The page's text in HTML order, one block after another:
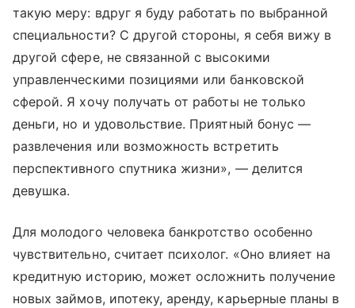
такую меру: вдруг я буду работать по выбранной
специальности? С другой стороны, я себя вижу в
другой сфере, не связанной с высокими
управленческими позициями или банковской
сферой. Я хочу получать от работы не только
деньги, но и удовольствие. Приятный бонус —
развлечения или возможность встретить
перспективного спутника жизни», — делится
девушка.
Для молодого человека банкротство особенно
чувствительно, считает психолог. «Оно влияет на
кредитную историю, может осложнить получение
новых займов, ипотеку, аренду, карьерные планы в